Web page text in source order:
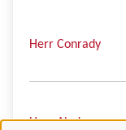
Herr Conrady
Herr Alade